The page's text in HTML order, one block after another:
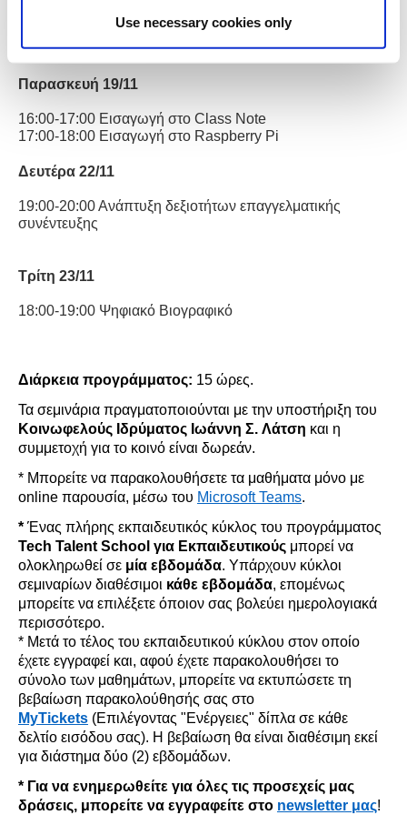
Use necessary cookies only
15:00-16:00 Εισαγωγή στο
PowerPoint
16:00-17:00 Εισαγωγή στοSway
17:00-18:00 Εισαγωγή στοScratch
Παρασκευή 19/11
16:00-17:00 Εισαγωγή στο Class Note
17:00-18:00 Εισαγωγή στο Raspberry Pi
Δευτέρα 22/11
19:00-20:00 Ανάπτυξη δεξιοτήτων επαγγελματικής
συνέντευξης
Τρίτη 23/11
18:00-19:00 Ψηφιακό Βιογραφικό
Διάρκεια προγράμματος: 15 ώρες.
Τα σεμινάρια πραγματοποιούνται με την υποστήριξη του
Κοινωφελούς Ιδρύματος Ιωάννη Σ. Λάτση και η
συμμετοχή για το κοινό είναι δωρεάν.
* Μπορείτε να παρακολουθήσετε τα μαθήματα μόνο με
online παρουσία, μέσω του Microsoft Teams.
* Ένας πλήρης εκπαιδευτικός κύκλος του προγράμματος
Tech Talent School για Εκπαιδευτικούς μπορεί να
ολοκληρωθεί σε μία εβδομάδα. Υπάρχουν κύκλοι
σεμιναρίων διαθέσιμοι κάθε εβδομάδα, επομένως
μπορείτε να επιλέξετε όποιον σας βολεύει ημερολογιακά
περισσότερο.
* Μετά το τέλος του εκπαιδευτικού κύκλου στον οποίο
έχετε εγγραφεί και, αφού έχετε παρακολουθήσει το
σύνολο των μαθημάτων, μπορείτε να εκτυπώσετε τη
βεβαίωση παρακολούθησής σας στο
MyTickets (Επιλέγοντας "Ενέργειες" δίπλα σε κάθε
δελτίο εισόδου σας). Η βεβαίωση θα είναι διαθέσιμη εκεί
για διάστημα δύο (2) εβδομάδων.
* Για να ενημερωθείτε για όλες τις προσεχείς μας
δράσεις, μπορείτε να εγγραφείτε στο newsletter μας!